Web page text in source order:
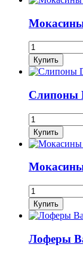
Мокасины
Слипоны
Мокасины
Лоферы